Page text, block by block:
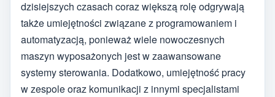
dzisiejszych czasach coraz większą rolę odgrywają
także umiejętności związane z programowaniem i
automatyzacją, ponieważ wiele nowoczesnych
maszyn wyposażonych jest w zaawansowane
systemy sterowania. Dodatkowo, umiejętność pracy
w zespole oraz komunikacji z innymi specjalistami